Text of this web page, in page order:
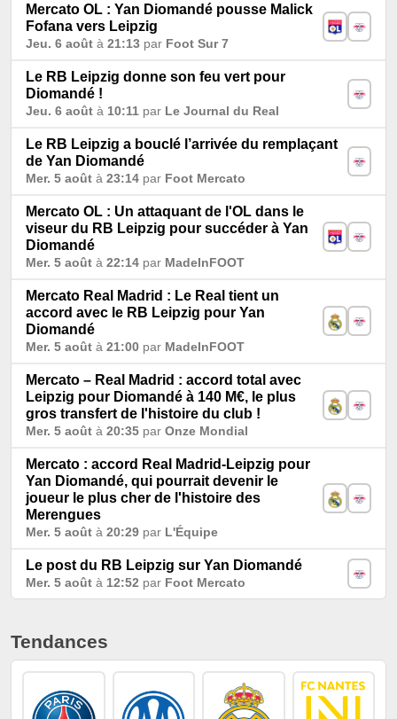
Mercato OL : Yan Diomandé pousse Malick
Fofana vers Leipzig
Jeu. 6 août à 21:13 par Foot Sur 7
Le RB Leipzig donne son feu vert pour
Diomandé !
Jeu. 6 août à 10:11 par Le Journal du Real
Le RB Leipzig a bouclé l’arrivée du remplaçant
de Yan Diomandé
Mer. 5 août à 23:14 par Foot Mercato
Mercato OL : Un attaquant de l'OL dans le
viseur du RB Leipzig pour succéder à Yan
Diomandé
Mer. 5 août à 22:14 par MadeInFOOT
Mercato Real Madrid : Le Real tient un
accord avec le RB Leipzig pour Yan
Diomandé
Mer. 5 août à 21:00 par MadeInFOOT
Mercato – Real Madrid : accord total avec
Leipzig pour Diomandé à 140 M€, le plus
gros transfert de l'histoire du club !
Mer. 5 août à 20:35 par Onze Mondial
Mercato : accord Real Madrid-Leipzig pour
Yan Diomandé, qui pourrait devenir le
joueur le plus cher de l'histoire des
Merengues
Mer. 5 août à 20:29 par L'Équipe
Le post du RB Leipzig sur Yan Diomandé
Mer. 5 août à 12:52 par Foot Mercato
Tendances